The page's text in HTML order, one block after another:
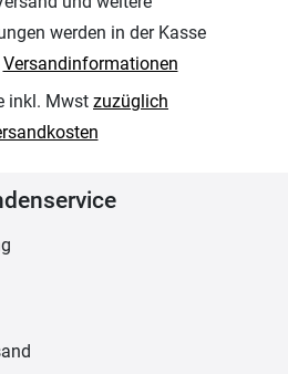
werden in der Kasse
Versandinformationen
inkl. Mwst zuzüglich